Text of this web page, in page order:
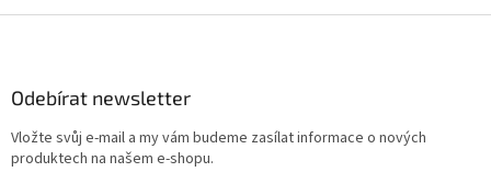
Odebírat newsletter
Vložte svůj e-mail a my vám budeme zasílat informace o nových
produktech na našem e-shopu.